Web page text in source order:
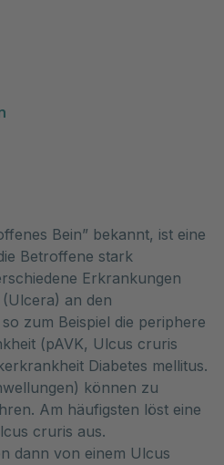
Bein” bekannt, ist eine
Betroffene stark
Erkrankungen
an den
zum Beispiel die periphere
(pAVK, Ulcus cruris
Diabetes mellitus.
können zu
Am häufigsten löst eine
cruris aus.
dann von einem Ulcus